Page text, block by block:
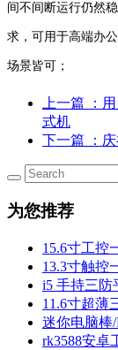
间不间断运行仍然
求，可用于高端办
场景皆可；
上一篇
：
式机
下一篇
：
为您推荐
15.6寸工控
13.3寸触控
i5 手持三防
11.6寸超薄
迷你电脑棒/
rk3588安卓